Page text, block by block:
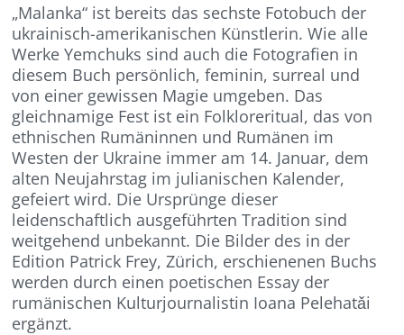
„Malanka“ ist bereits das sechste Fotobuch der
ukrainisch-amerikanischen Künstlerin. Wie alle
WerkeYemchuks sind auch die Fotografien in
diesem Buch persönlich, feminin, surreal und
von einer gewissen Magie umgeben. Das
gleichnamige Fest ist ein Folkloreritual, das von
ethnischen Rumäninnen und Rumänen im
Westen der Ukraine immer am 14. Januar, dem
alten Neujahrstag im julianischen Kalender,
gefeiert wird. Die Ursprünge dieser
leidenschaftlich ausgeführten Tradition sind
weitgehend unbekannt. Die Bilder des in der
Edition Patrick Frey, Zürich, erschienenen Buchs
werden durch einen poetischen Essay der
rumänischen Kulturjournalistin Ioana Pelehatǎi
ergänzt.